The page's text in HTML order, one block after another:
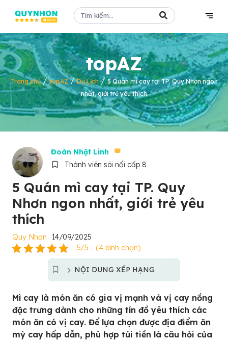
topAZ
Trang chủ/topAZ/Du Lịch/5 Quán mì cay tại TP. Quy Nhơn ngon
nhất, giới trẻ yêu thích
Đoàn Nhật Linh
Thành viên sôi nổi cấp 8
5 Quán mì cay tại TP. Quy
Nhơn ngon nhất, giới trẻ yêu
thích
Quy Nhơn
14/09/2025
5/5 - (4 bình chọn)
NỘI DUNG XẾP HẠNG
Mì cay là món ăn có gia vị mạnh và vị cay nồng
đặc trưng dành cho những tín đồ yêu thích các
món ăn có vị cay. Để lựa chọn được địa điểm ăn
mỳ cay hấp dẫn, phù hợp túi tiền là câu hỏi của